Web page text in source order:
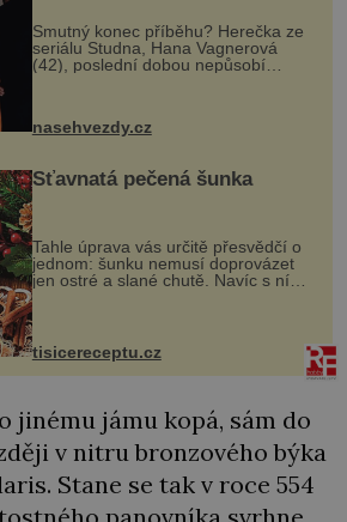
Smutný konec příběhu? Herečka ze
seriálu Studna, Hana Vagnerová
(42), poslední dobou nepůsobí
nasehvezdy.cz
Šťavnatá pečená šunka
Tahle úprava vás určitě přesvědčí o
jednom: šunku nemusí doprovázet
jen ostré a slané chutě. Navíc s ní
nakrmíte poměrně hodně hladových
krků. Ingredience sádlo 3 kg šunky
vcelku 3 stroužky česneku hl...
tisicereceptu.cz
jinému jámu kopá, sám do
v nitru bronzového býka
Stane se tak v roce 554